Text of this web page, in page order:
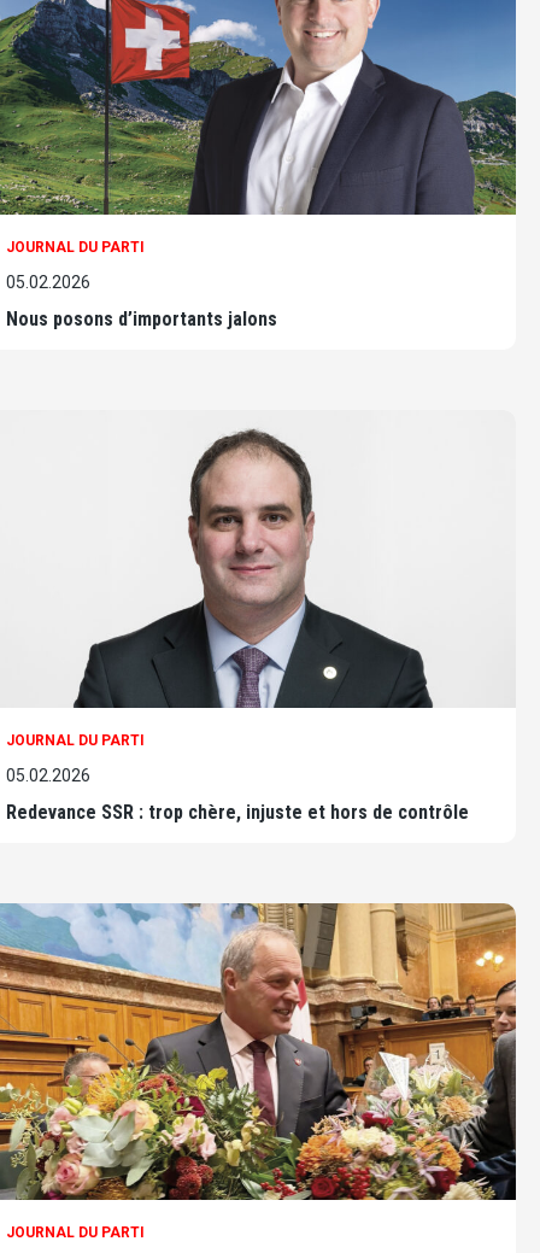
JOURNAL DU PARTI
05.02.2026
Nous posons d’importants jalons
JOURNAL DU PARTI
05.02.2026
Redevance SSR : trop chère, injuste et hors de contrôle
JOURNAL DU PARTI